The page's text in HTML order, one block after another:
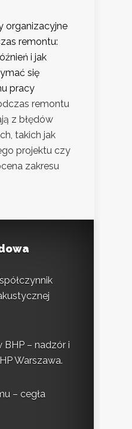
organizacyjne
remontu:
i jak
się
pracy
remontu
z błędów
takich jak
projektu czy
zakresu
BHP – nadzór i
Warszawa.
– cegła